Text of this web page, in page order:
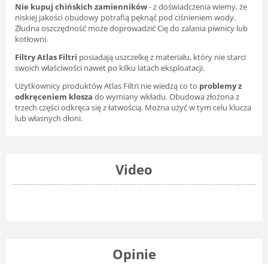
Nie kupuj chińskich zamienników- z doświadczenia wiemy, że
niskiej jakości obudowy potrafią pęknąć pod ciśnieniem wody.
Złudna oszczędność może doprowadzić Cię do zalania piwnicy lub
kotłowni.
Filtry Atlas Filtri posiadają uszczelkę z materiału, który nie starci
swoich właściwości nawet po kilku latach eksploatacji.
Użytkownicy produktów Atlas Filtri nie wiedzą co to problemy z
odkręceniem klosza do wymiany wkładu. Obudowa złożona z
trzech części odkręca się z łatwością. Można użyć w tym celu klucza
lub własnych dłoni.
Video
Opinie